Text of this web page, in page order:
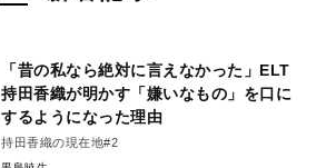
「昔の私なら絶対に言えなかった」ELT
持田香織が明かす「嫌いなもの」を口に
するようになった理由
持田香織の現在地#2